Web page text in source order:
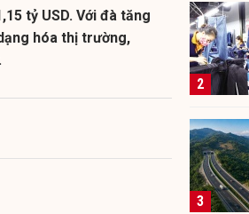
tỷ USD. Với đà tăng
hóa thị trường,
2
3